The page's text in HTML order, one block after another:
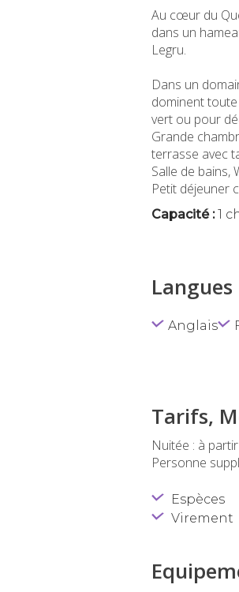
Au cœur du
dans un
Legru.
Dans un
dominent
vert ou pour
Grande
terrasse avec
Salle de bains,
Petit déjeuner
Capacité :1
Anglais
Tarifs,
Nuitée : à
Personne
Espèces
Virement